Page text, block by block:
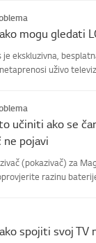
mogu gledati
je ekskluzivna,
uživo
učiniti ako se
ne pojavi
(pokazivač) za
razinu
spojiti svoj TV